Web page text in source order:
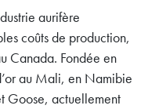
aurifère
coûts de production,
Canada. Fondée en
au Mali, en Namibie
Goose, actuellement